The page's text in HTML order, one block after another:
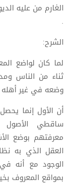
.
الشرح:
لما كان لواضع
ثناء من الناس
وضعه في غير
أن الأول إنما
ساقطي الأصول
معرفتهم بوضع
العقل الذي به
الوجود مع أنه في
بمواقع المعروف